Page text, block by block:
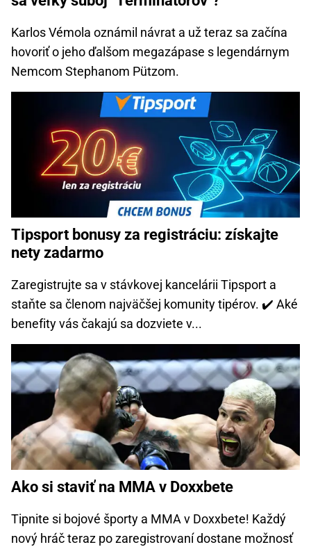
Karlos Vémola oznámil návrat a už teraz sa začína
hovoriť o jeho ďalšom megazápase s legendárnym
Nemcom Stephanom Pützom.
Tipsport bonusy za registráciu: získajte
nety zadarmo
Zaregistrujte sa v stávkovej kancelárii Tipsport a
staňte sa členom najväčšej komunity tipérov. ✔️ Aké
benefity vás čakajú sa dozviete v...
Ako si staviť na MMA v Doxxbete
Tipnite si bojové športy a MMA v Doxxbete! Každý
nový hráč teraz po zaregistrovaní dostane možnosť